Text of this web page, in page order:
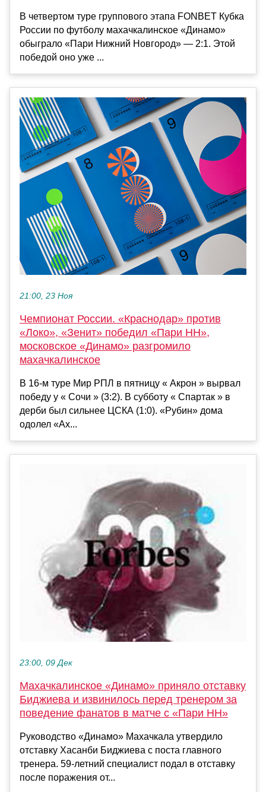
В четвертом туре группового этапа FONBET Кубка
России по футболу махачкалинское «Динамо»
обыграло «Пари Нижний Новгород» — 2:1. Этой
победой оно уже ...
21:00, 23 Ноя
Чемпионат России. «Краснодар» против
«Локо», «Зенит» победил «Пари НН»,
московское «Динамо» разгромило
махачкалинское
В 16-м туре Мир РПЛ в пятницу « Акрон » вырвал
победу у « Сочи » (3:2). В субботу « Спартак » в
дерби был сильнее ЦСКА (1:0). «Рубин» дома
одолел «Ах...
23:00, 09 Дек
Махачкалинское «Динамо» приняло отставку
Биджиева и извинилось перед тренером за
поведение фанатов в матче с «Пари НН»
Руководство «Динамо» Махачкала утвердило
отставку Хасанби Биджиева с поста главного
тренера. 59-летний специалист подал в отставку
после поражения от...